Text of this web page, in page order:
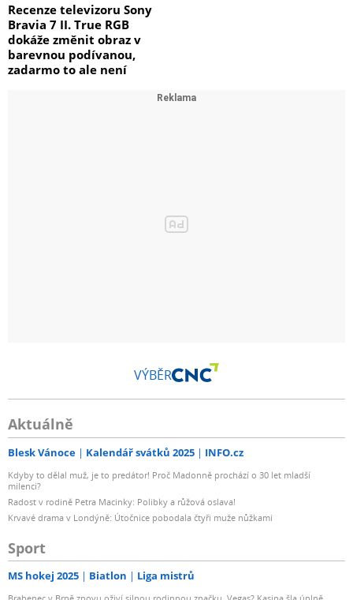
Recenze televizoru Sony
Bravia 7 II. True RGB
dokáže změnit obraz v
barevnou podívanou,
zadarmo to ale není
VÝBĚR
Aktuálně
Blesk Vánoce Kalendář svátků 2025 INFO.cz
Kdyby to dělal muž, je to predátor! Proč Madonně prochází o 30 let mladší
milenci?
Radost v rodině Petra Macinky: Polibky a růžová oslava!
Krvavé drama v Londýně: Útočnice pobodala čtyři muže nůžkami
Sport
MS hokej 2025 Biatlon Liga mistrů